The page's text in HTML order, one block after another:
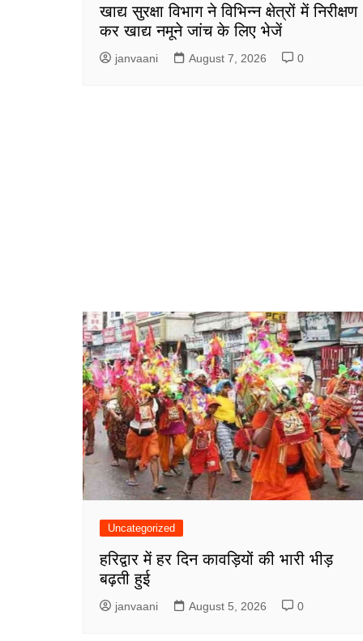
खाद्य सुरक्षा विभाग ने विभिन्न क्षेत्रों में निरीक्षण
कर खाद्य नमूने जांच के लिए भेजें
janvaani August 7, 2026 0
Uncategorized
हरिद्वार में हर दिन कावड़ियों की भारी भीड़
बढ़ती हुई
janvaani August 5, 2026 0